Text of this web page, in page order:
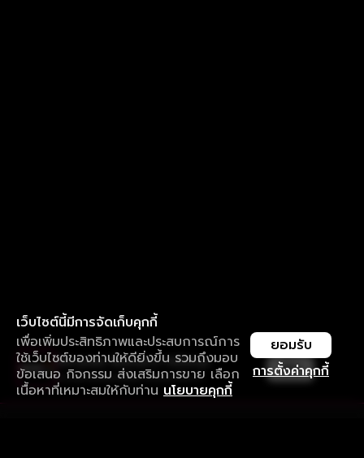
เว็บไซต์นี้มีการจัดเก็บคุกกี้
เพื่อเพิ่มประสิทธิภาพและประสบการณ์การ
ใช้เว็บไซต์ของท่านให้ดียิ่งขึ้น รวมถึงมอบ
ข้อเสนอ กิจกรรม ส่งเสริมการขาย เลือก
เนื้อหาที่เหมาะสมให้กับท่าน นโยบายคุกกี้
การตั้งค่าคุกกี้
ยอมรับ
ใช้งานแอป ลื่นไหลกว่า ไม่มีสะดุด
ดาวน์โหลดแอปเพื่อการรับชมที่ดีกว่า เปิด